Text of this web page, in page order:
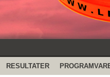
RESULTATER